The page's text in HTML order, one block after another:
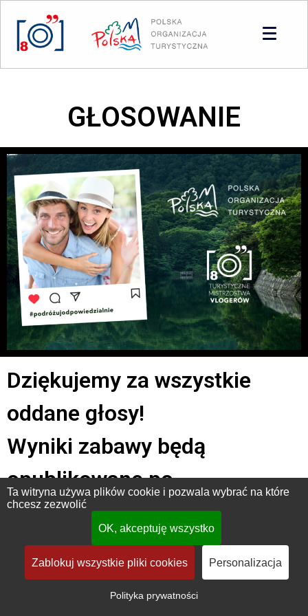
GŁOSOWANIE
Dziękujemy za wszystkie
oddane głosy!
Wyniki zabawy będą
opublikowane po
zakończeniu i weryfikacji
głosowania.
Ta witryna używa plików cookie i pozwala wybrać na które
chcesz zezwolić
OK, akceptuję wszystko
Zablokuj wszystkie pliki cookies Personalizacja
Polityka prywatności